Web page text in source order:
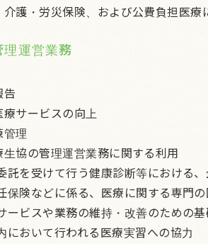
介護・労災保険、および公費負担医療
理運営業務
告
サービスの向上
管理
生協の管理運営業務に関する利用
託を受けて行う健康診断等における
保険などに係る、医療に関する専門
ービスや業務の維持・改善のための
において行われる医療実習への協力